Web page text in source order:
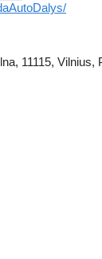
11115, Vilnius,